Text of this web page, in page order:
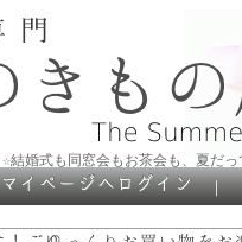
☆結婚式も同窓会もお茶会も、夏だ
｜